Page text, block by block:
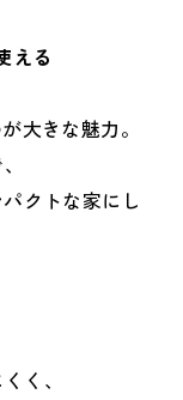
える
大きな魅力。
クトな家にし
く、